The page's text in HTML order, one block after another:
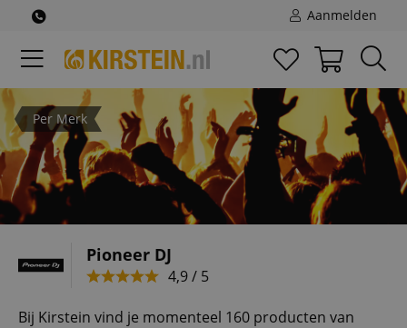
Aanmelden
Per Merk
Pioneer DJ
4,9 / 5
Bij Kirstein vind je momenteel 160 producten van